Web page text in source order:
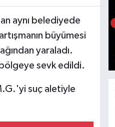
aynı belediyede
büyümesi
yaraladı.
sevk edildi.
suç aletiyle